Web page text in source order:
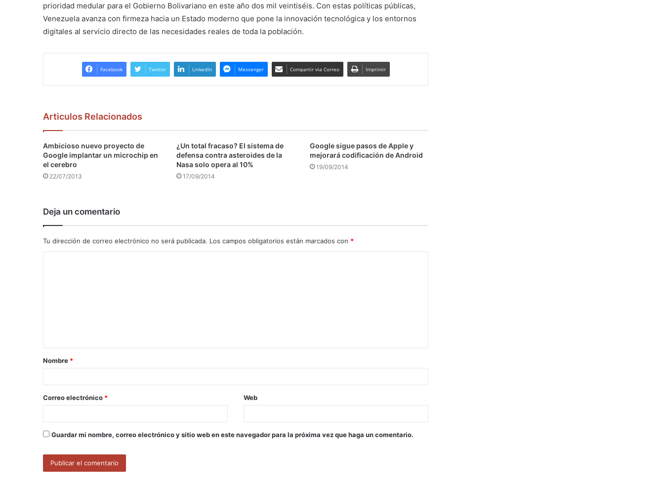
prioridad medular para el Gobierno Bolivariano en este año dos mil veintiséis. Con estas políticas públicas,
Venezuela avanza con firmeza hacia un Estado moderno que pone la innovación tecnológica y los entornos
digitales al servicio directo de las necesidades reales de toda la población.
Facebook Twitter LinkedIn Messenger Compartir via Correo Imprimir
Articulos Relacionados
Ambicioso nuevo proyecto de
Google implantar un microchip en
el cerebro
22/07/2013
¿Un total fracaso? El sistema de
defensa contra asteroides de la
Nasa solo opera al 10%
17/09/2014
Google sigue pasos de Apple y
mejorará codificación de Android
19/09/2014
Deja un comentario
Tu dirección de correo electrónico no será publicada. Los campos obligatorios están marcados con *
a
r
*
Nombre *
Correo electrónico * Web
Guardar mi nombre, correo electrónico y sitio web en este navegador para la próxima vez que haga un comentario.